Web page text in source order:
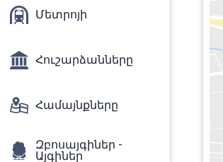
Մետրոյի
Հուշարձանները
Համայնքները
Զբոսայգիներ -
Այգիներ